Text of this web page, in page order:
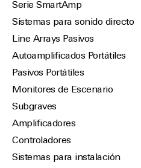
Serie SmartAmp
Sistemas para sonido directo
Line Arrays Pasivos
Autoamplificados Portátiles
Pasivos Portátiles
Monitores de Escenario
Subgraves
Amplificadores
Controladores
Sistemas para instalación